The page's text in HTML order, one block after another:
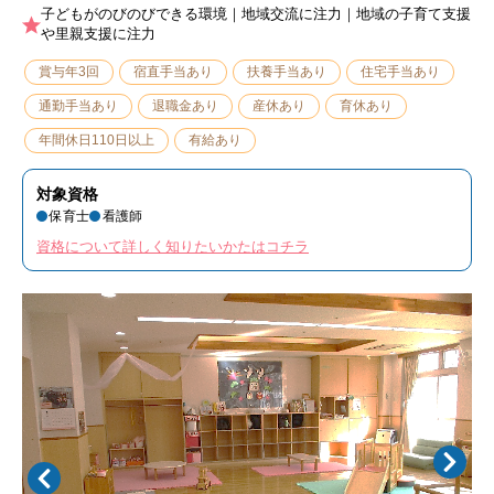
子どもがのびのびできる環境｜地域交流に注力｜地域の子育て支援
や里親支援に注力
賞与年3回 宿直手当あり 扶養手当あり 住宅手当あり
通勤手当あり 退職金あり 産休あり 育休あり
年間休日110日以上 有給あり
対象資格
保育士 看護師
資格について詳しく知りたいかたはコチラ